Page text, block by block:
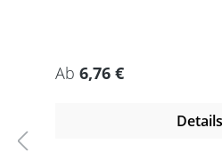
Regulärer Preis:
Ab 6,76 €
Details